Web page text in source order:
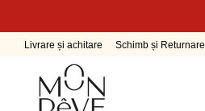
Livrare și achitare Schimb și Returnare